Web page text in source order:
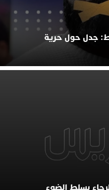
جدل حول حرية
يسلط الضوء